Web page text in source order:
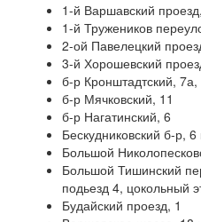
1-й Варшавский
1-й Тружеников
2-ой Павелецкий
3-й Хорошевский
б-р Кронштадтский,
б-р Мячковский, 11
б-р Нагатинский, 6
Бескудниковский б-р, 6
Большой
Большой Тишинский
подьезд 4, цокольный
Будайский проезд, 1